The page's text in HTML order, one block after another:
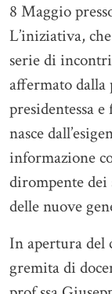
8 Maggio
L’iniziativa,
serie di incontri
affermato dalla
presidentessa
nasce
informazione
dirompente dei
delle nuove
In apertura del
gremita di